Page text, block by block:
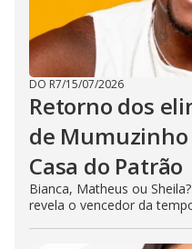
DO R7/15/07/2026
Retorno dos
de
Casa do Patrão
Bianca, Matheus ou
revela o vencedor da